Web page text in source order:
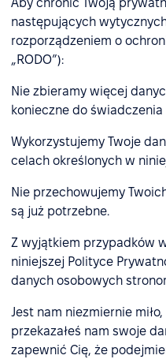
Aby chronić Twoją
następujących
rozporządzeniem o
„RODO”):
Nie zbieramy więcej
konieczne do świadczenia
Wykorzystujemy Twoje
celach określonych w
Nie przechowujemy
są już potrzebne.
Z wyjątkiem przypadków
niniejszej Polityce
danych osobowych
Jest nam niezmiernie
przekazałeś nam swoje
zapewnić Cię, że